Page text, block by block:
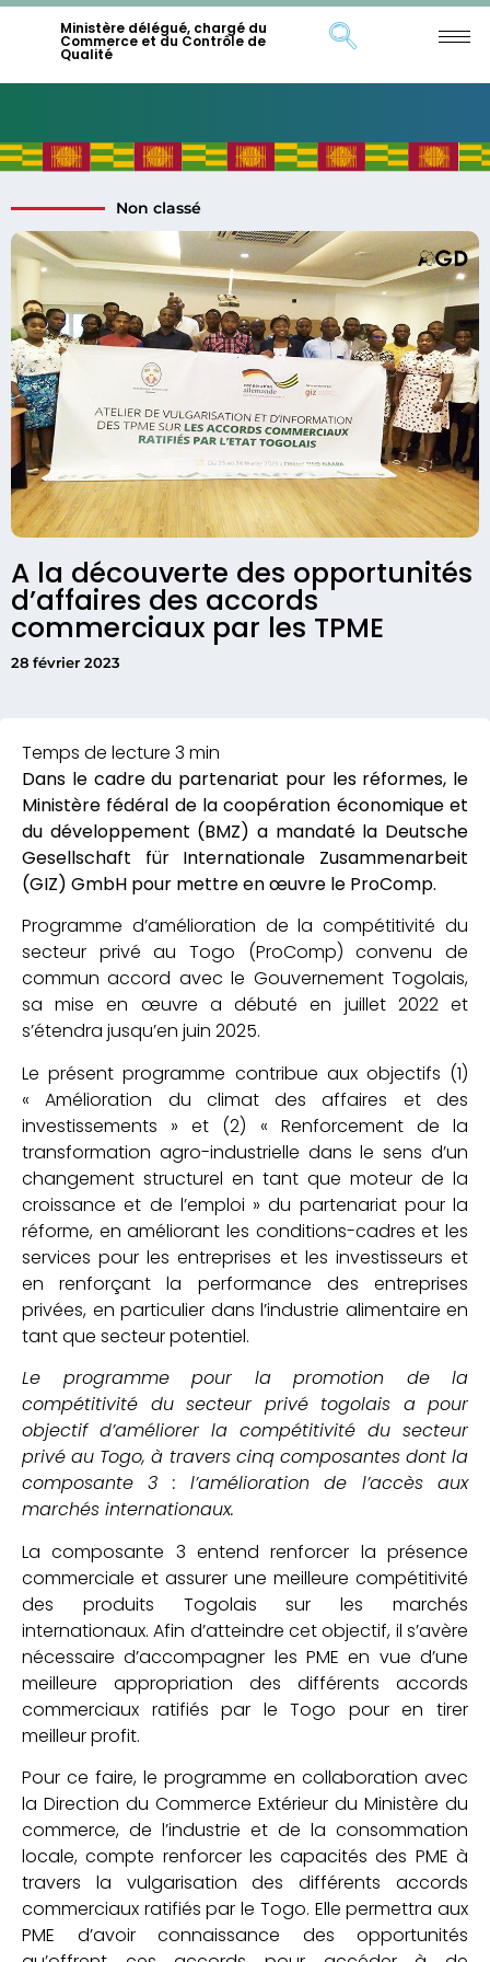
Ministère délégué, chargé du
Commerce et du Contrôle de
Qualité
A la découverte des opportunités
d’affaires des accords
commerciaux par les TPME
28 février 2023
Non classé
Dans le cadre du partenariat pour les réformes, le
Ministère fédéral de la coopération économique et
du développement (BMZ) a mandaté la Deutsche
Gesellschaft für Internationale Zusammenarbeit
(GIZ) GmbH pour mettre en œuvre le ProComp.
Programme d’amélioration de la compétitivité du
secteur privé au Togo (ProComp) convenu de
commun accord avec le Gouvernement Togolais,
sa mise en œuvre a débuté en juillet 2022 et
s’étendra jusqu’en juin 2025.
Le présent programme contribue aux objectifs (1)
« Amélioration du climat des affaires et des
investissements » et (2) « Renforcement de la
transformation agro-industrielle dans le sens d’un
changement structurel en tant que moteur de la
croissance et de l’emploi » du partenariat pour la
réforme, en améliorant les conditions-cadres et les
services pour les entreprises et les investisseurs et
en renforçant la performance des entreprises
privées, en particulier dans l’industrie alimentaire en
tant que secteur potentiel.
Le programme pour la promotion de la
compétitivité du secteur privé togolais a pour
objectif d’améliorer la compétitivité du secteur
privé au Togo, à travers cinq composantes dont la
composante 3 : l’amélioration de l’accès aux
marchés internationaux.
La composante 3 entend renforcer la présence
commerciale et assurer une meilleure compétitivité
des produits Togolais sur les marchés
internationaux. Afin d’atteindre cet objectif, il s’avère
nécessaire d’accompagner les PME en vue d’une
meilleure appropriation des différents accords
commerciaux ratifiés par le Togo pour en tirer
meilleur profit.
Pour ce faire, le programme en collaboration avec
la Direction du Commerce Extérieur du Ministère du
commerce, de l’industrie et de la consommation
locale, compte renforcer les capacités des PME à
travers la vulgarisation des différents accords
commerciaux ratifiés par le Togo. Elle permettra aux
PME d’avoir connaissance des opportunités